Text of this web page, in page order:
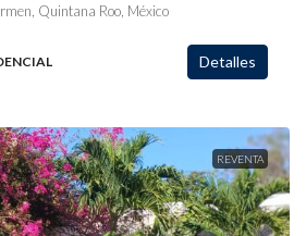
Quintana Roo, México
Detalles
REVENTA